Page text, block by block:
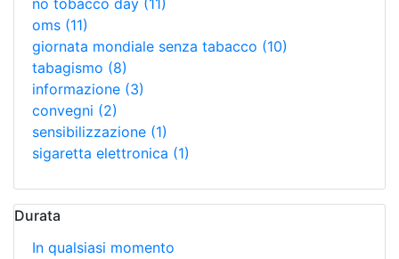
no tobacco day (11)
oms (11)
giornata mondiale senza tabacco (10)
tabagismo (8)
informazione (3)
convegni (2)
sensibilizzazione (1)
sigaretta elettronica (1)
Durata
In qualsiasi momento